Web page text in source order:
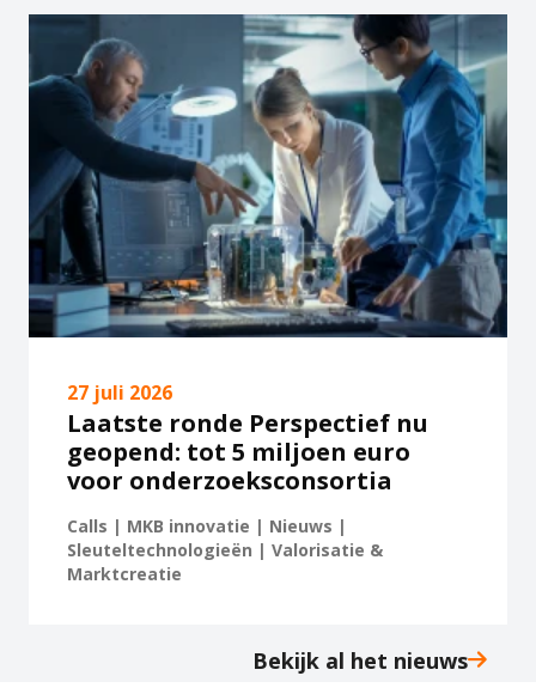
27 juli 2026
Laatste ronde Perspectief nu
geopend: tot 5 miljoen euro
voor onderzoeksconsortia
Calls | MKB innovatie | Nieuws |
Sleuteltechnologieën | Valorisatie &
Marktcreatie
Bekijk al het nieuws